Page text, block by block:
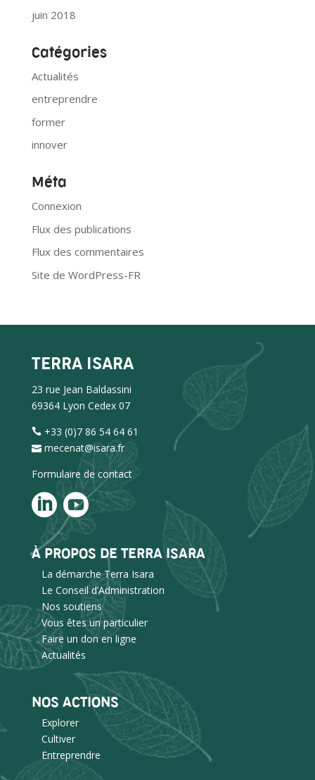
juin 2018
Catégories
Actualités
entreprendre
former
innover
Méta
Connexion
Flux des publications
Flux des commentaires
Site de WordPress-FR
TERRA ISARA
23 rue Jean Baldassini
69364 Lyon Cedex 07
+33 (0)7 86 54 64 61
mecenat@isara.fr
Formulaire de contact
À PROPOS DE TERRA ISARA
La démarche Terra Isara
Le Conseil d’Administration
Nos soutiens
Vous êtes un particulier
Faire un don en ligne
Actualités
NOS ACTIONS
Explorer
Cultiver
Entreprendre